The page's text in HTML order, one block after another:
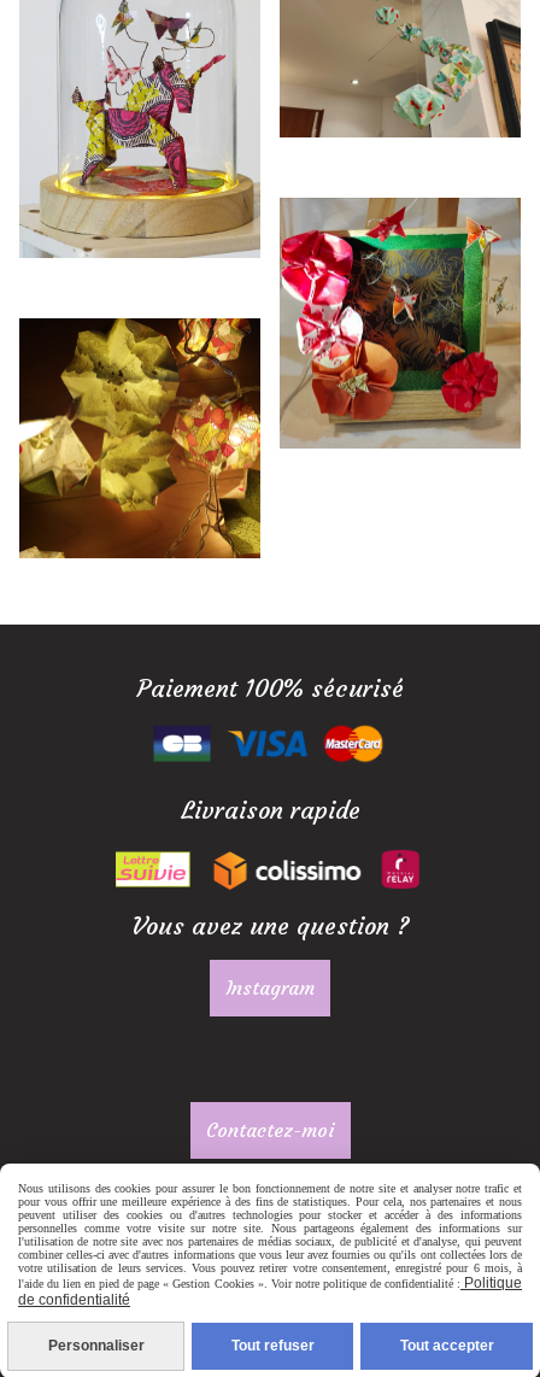
Paiement 100% sécurisé
Livraison rapide
Vous avez une question ?
Instagram
Contactez-moi
Mentions Légales
confidentialité
Gestion cookies Mon Compte
Création de
sites internet
Nous utilisons des cookies pour assurer le bon fonctionnement de notre site et analyser notre trafic et
pour vous offrir une meilleure expérience à des fins de statistiques. Pour cela, nos partenaires et nous
peuvent utiliser des cookies ou d'autres technologies pour stocker et accéder à des informations
personnelles comme votre visite sur notre site. Nous partageons également des informations sur
l'utilisation de notre site avec nos partenaires de médias sociaux, de publicité et d'analyse, qui peuvent
combiner celles-ci avec d'autres informations que vous leur avez fournies ou qu'ils ont collectées lors de
votre utilisation de leurs services. Vous pouvez retirer votre consentement, enregistré pour 6 mois, à
l'aide du lien en pied de page « Gestion Cookies ». Voir notre politique de confidentialité : Politique
de confidentialité
Personnaliser Tout refuser Tout accepter